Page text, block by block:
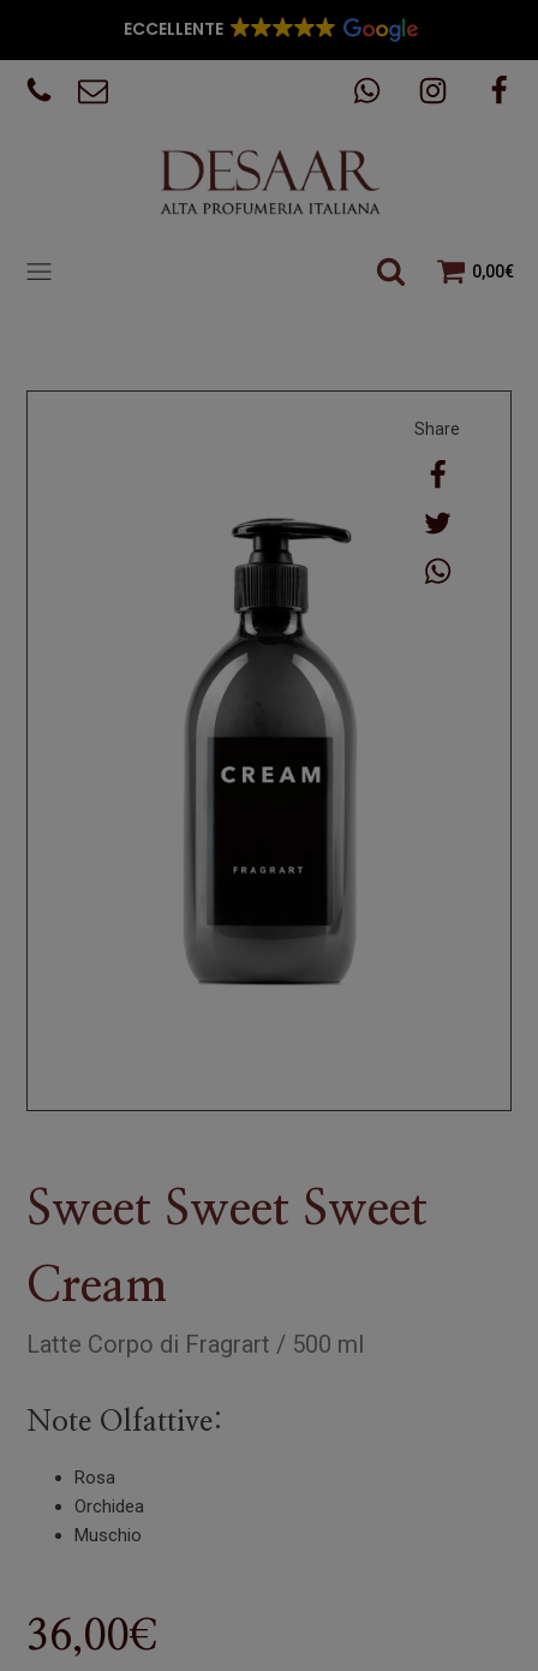
ECCELLENTE
0,00€
Sweet Sweet Sweet
Cream
Latte Corpo di Fragrart / 500 ml
Note Olfattive:
Rosa
Orchidea
Muschio
36,00€
Share